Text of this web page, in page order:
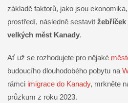
základě faktorů, jako jsou
prostředí, následně sestavit
velkých měst Kanady.
Ať už se rozhodujete pro nějaké
budoucího dlouhodobého pobytu na
rámci imigrace do Kanady, mrkněte
průzkum z roku 2023.